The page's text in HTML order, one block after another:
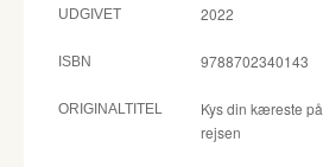
UDGIVET 2022
ISBN 9788702340143
ORIGINALTITEL
Kys din kæreste på
rejsen